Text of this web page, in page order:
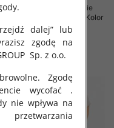
Sukienki damskie (Włoskie
Roz Standard, Mix Kolor
Paczka 5 szt
35.00 zł
szczegóły
dalej” lub
zgodę na
Sp. z o.o.
Zgodę
wycofać .
nie wpływa na